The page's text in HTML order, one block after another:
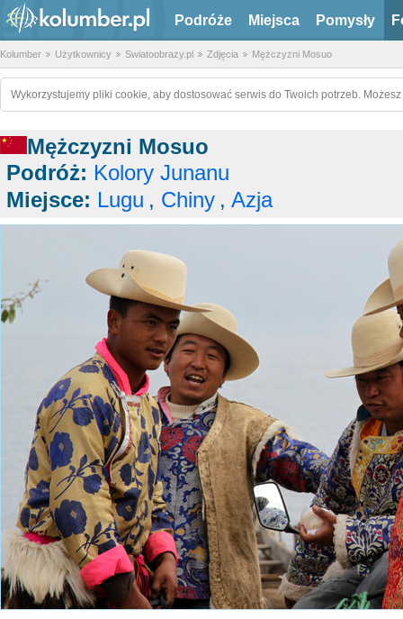
Podróże Miejsca Pomysły
Kolumber Użytkownicy Swiatoobrazy.pl Zdjęcia Mężczyzni Mosuo
Wykorzystujemy pliki cookie, aby dostosować serwis do Twoich potrzeb.
Mężczyzni Mosuo
Podróż: Kolory Junanu
Miejsce: Lugu , Chiny , Azja